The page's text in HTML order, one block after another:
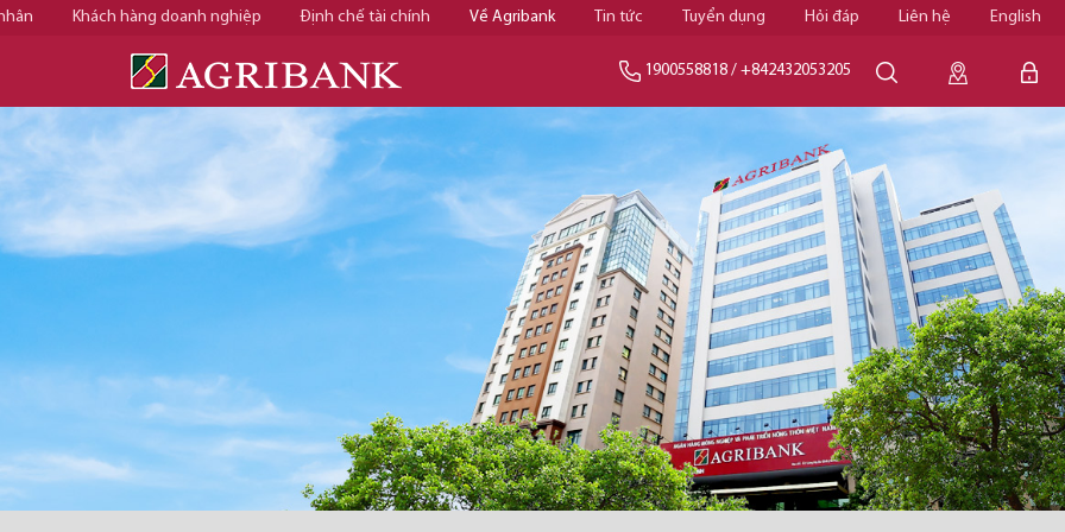
Khách hàng doanh nghiệp Định chế tài chính Về Agribank Tin tức Tuyển dụng Hỏi đáp Liên hệ English
1900558818 / +842432053205